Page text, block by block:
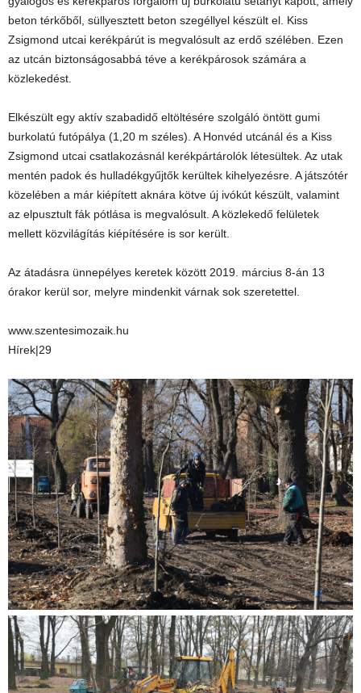
beton térkőből, süllyesztett beton szegéllyel készült el. Kiss
Zsigmond utcai kerékpárút is megvalósult az erdő szélében. Ezen
az utcán biztonságosabbá téve a kerékpárosok számára a
közlekedést.
Elkészült egy aktív szabadidő eltöltésére szolgáló öntött gumi
burkolatú futópálya (1,20 m széles). A Honvéd utcánál és a Kiss
Zsigmond utcai csatlakozásnál kerékpártárolók létesültek. Az utak
mentén padok és hulladékgyűjtők kerültek kihelyezésre. A játszótér
közelében a már kiépített aknára kötve új ivókút készült, valamint
az elpusztult fák pótlása is megvalósult. A közlekedő felületek
mellett közvilágítás kiépítésére is sor került.
Az átadásra ünnepélyes keretek között 2019. március 8-án 13
órakor kerül sor, melyre mindenkit várnak sok szeretettel.
www.szentesimozaik.hu
Hírek|29